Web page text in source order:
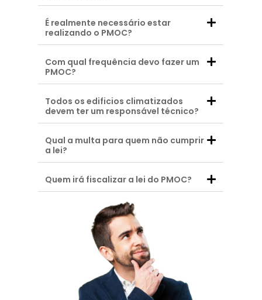
É realmente necessário estar
realizando o PMOC?
Com qual frequência devo fazer um
PMOC?
Todos os edificios climatizados
devem ter um responsável técnico?
Qual a multa para quem não cumprir
a lei?
Quem irá fiscalizar a lei do PMOC?